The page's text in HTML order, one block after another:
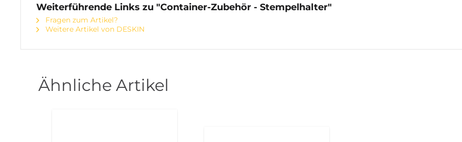
Weiterführende Links zu "Container-Zubehör - Stempelhalter"
Fragen zum Artikel?
Weitere Artikel von DESKIN
Ähnliche Artikel